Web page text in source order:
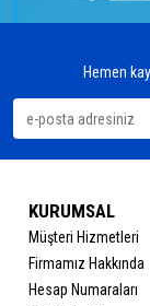
Hemen
KURUMSAL
Müşteri Hizmetleri
Firmamız Hakkında
Hesap Numaraları